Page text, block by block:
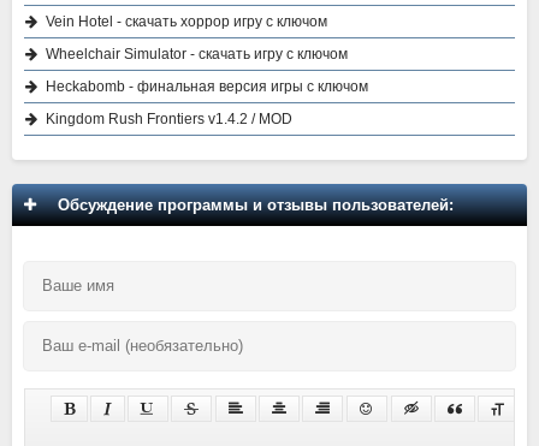
Vein Hotel - скачать хоррор игру с ключом
Wheelchair Simulator - скачать игру с ключом
Heckabomb - финальная версия игры с ключом
Kingdom Rush Frontiers v1.4.2 / MOD
Обсуждение программы и отзывы пользователей: